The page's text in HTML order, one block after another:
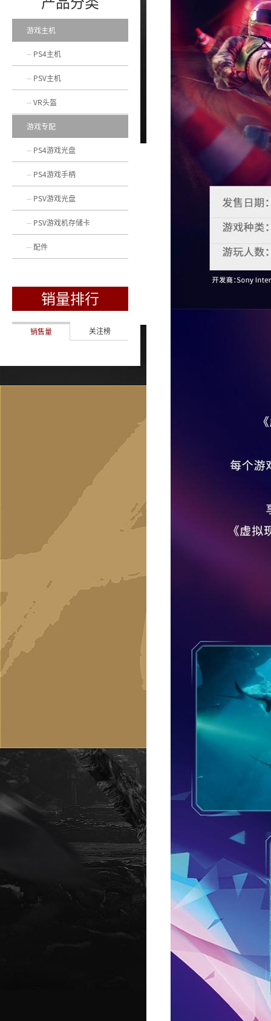
游戏主机
PS4主机
PSV主机
VR头盔
游戏专配
PS4游戏光盘
PS4游戏手柄
PSV游戏光盘
PSV游戏机存储卡
配件
销量排行
销售量 关注榜